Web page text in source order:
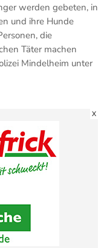
werden gebeten, in
und ihre Hunde
die
Täter machen
Mindelheim unter
X